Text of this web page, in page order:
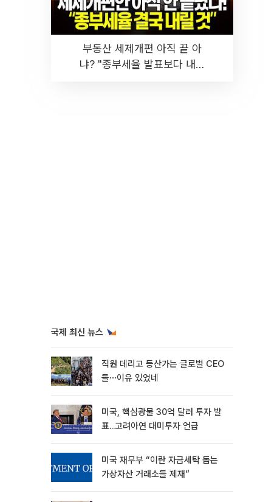
부동산 세제개편 아직 끝 아
냐? "종부세율 발표보다 내릴
국제 최신 뉴스
직원 데리고 등산가는 글로벌 CEO
들⋯이유 있었네
미국, 핵심광물 30억 달러 투자 발
표...고려아연 대미투자 언급
미국 재무부 “이란 자금세탁 돕는
가상자산 거래소들 제재”